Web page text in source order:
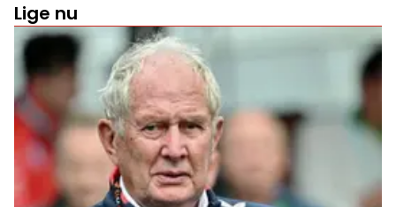
Lige nu